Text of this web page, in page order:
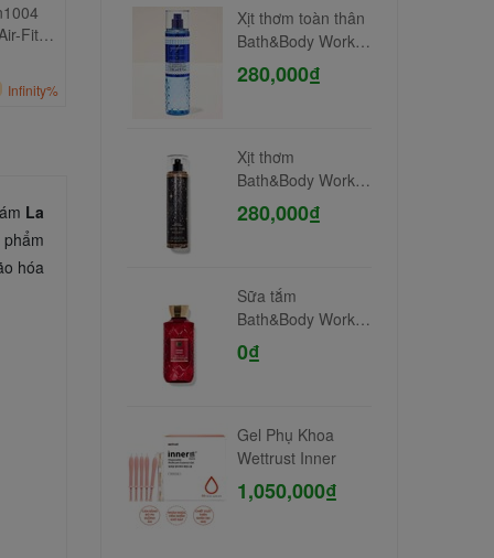
Fit
Infinity%
Foaming Facial Cleanser
535,500₫
Ngày06 Infinity%
SPF28/PA++ 6.5gr #1.0
79,000₫
La
hóa
Xịt thơm toàn thân
Bath&Body Work
236ml Gingham
280,000₫
Xịt thơm
Bath&Body Work
236ml #Into the
Night
280,000₫
Sữa tắm
Bath&Body Work
#Inner Angel
0₫
Gel Phụ Khoa
Wettrust Inner
1,050,000₫